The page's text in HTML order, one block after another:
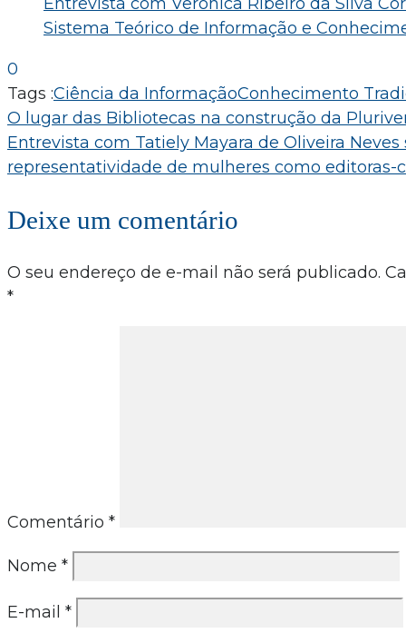
Sistema Teórico de Informação e
0
Tags :Ciência da InformaçãoConhecimento
Navegação
de
O lugar das Bibliotecas na construção da
Entrevista com Tatiely Mayara de Oliveira
representatividade de mulheres como editoras-
Deixe um comentário
O seu endereço de e-mail não será publicado.
*
Comentário *
Nome *
E-mail *